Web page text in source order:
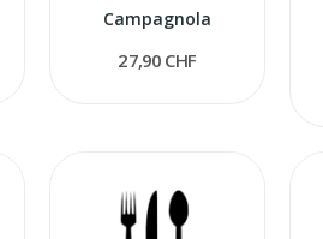
Campagnola
27,90 CHF